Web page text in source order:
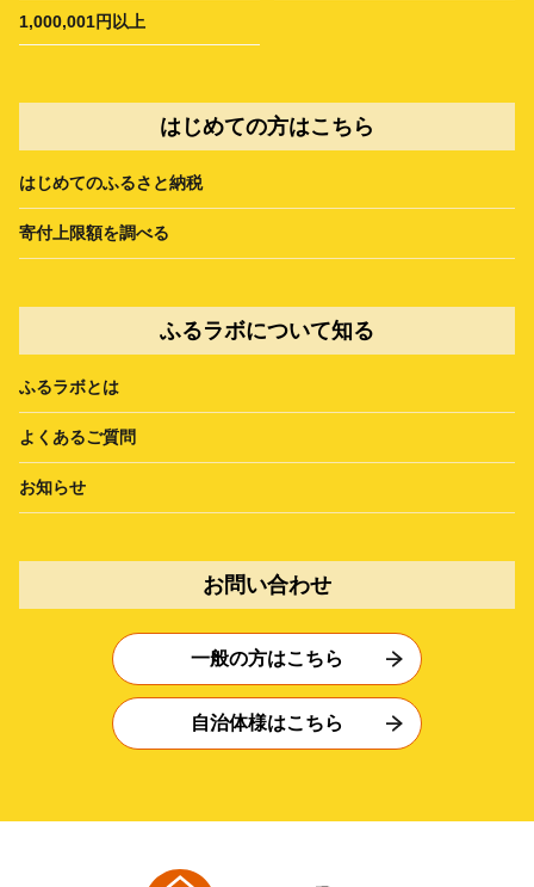
1,000,001円以上
はじめての方はこちら
はじめてのふるさと納税
寄付上限額を調べる
ふるラボについて知る
ふるラボとは
よくあるご質問
お知らせ
お問い合わせ
一般の方はこちら
自治体様はこちら